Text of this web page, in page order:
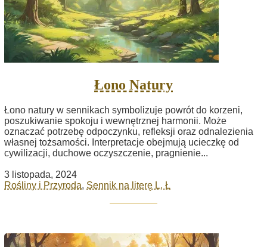
Łono Natury
Łono natury w sennikach symbolizuje powrót do korzeni,
poszukiwanie spokoju i wewnętrznej harmonii. Może
oznaczać potrzebę odpoczynku, refleksji oraz odnalezienia
własnej tożsamości. Interpretacje obejmują ucieczkę od
cywilizacji, duchowe oczyszczenie, pragnienie...
3 listopada, 2024
Rośliny i Przyroda, Sennik na literę L, Ł